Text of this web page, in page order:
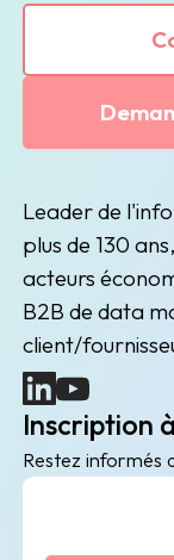
Leader de
plus de 130
acteurs
B2B de data
client/
(nouvelle
(nouvelle
Inscription
Restez informés